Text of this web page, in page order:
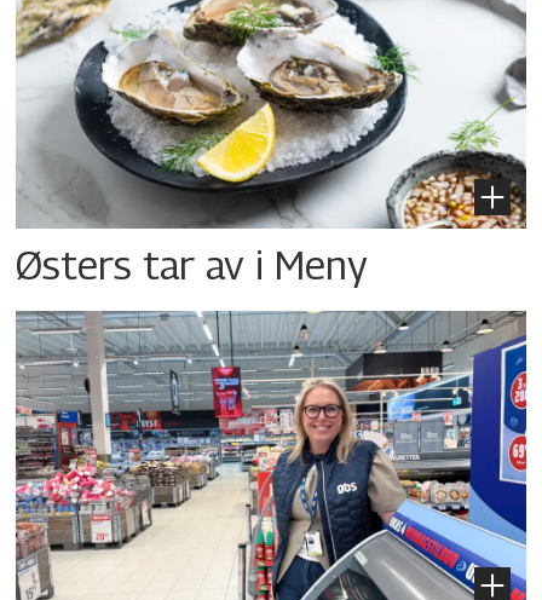
Østers tar av i Meny